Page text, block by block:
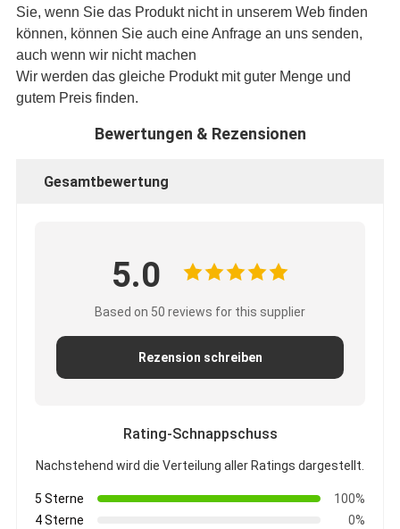
Sie, wenn Sie das Produkt nicht in unserem Web finden
können, können Sie auch eine Anfrage an uns senden,
auch wenn wir nicht machen
Wir werden das gleiche Produkt mit guter Menge und
gutem Preis finden.
Bewertungen & Rezensionen
Gesamtbewertung
5.0
Based on 50 reviews for this supplier
Rezension schreiben
Rating-Schnappschuss
Nachstehend wird die Verteilung aller Ratings dargestellt.
5 Sterne
100%
4 Sterne
0%